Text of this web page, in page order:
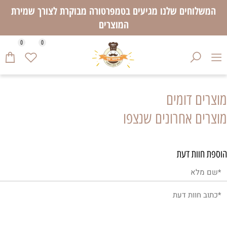
המשלוחים שלנו מגיעים בטמפרטורה מבוקרת לצורך שמירת
המוצרים
0 0
מוצרים דומים
מוצרים אחרונים שנצפו
הוספת חוות דעת